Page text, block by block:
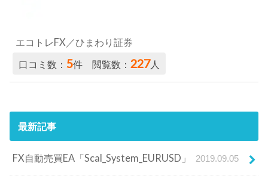
エコトレFX／ひまわり証券
口コミ数：5件 閲覧数：227人
最新記事
FX自動売買EA「Scal_System_EURUSD」 2019.09.05